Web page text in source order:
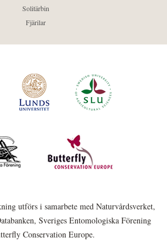
Solitärbin
Fjärilar
utförs i samarbete med Naturvårdsverket,
Sveriges Entomologiska Förening
Conservation Europe.